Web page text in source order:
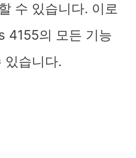
수 있습니다. 이로
4155의 모든 기능
있습니다.